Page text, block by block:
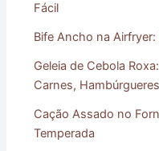
Fácil
Bife Ancho na
Geleia de Cebola
Carnes,
Cação Assado no
Temperada